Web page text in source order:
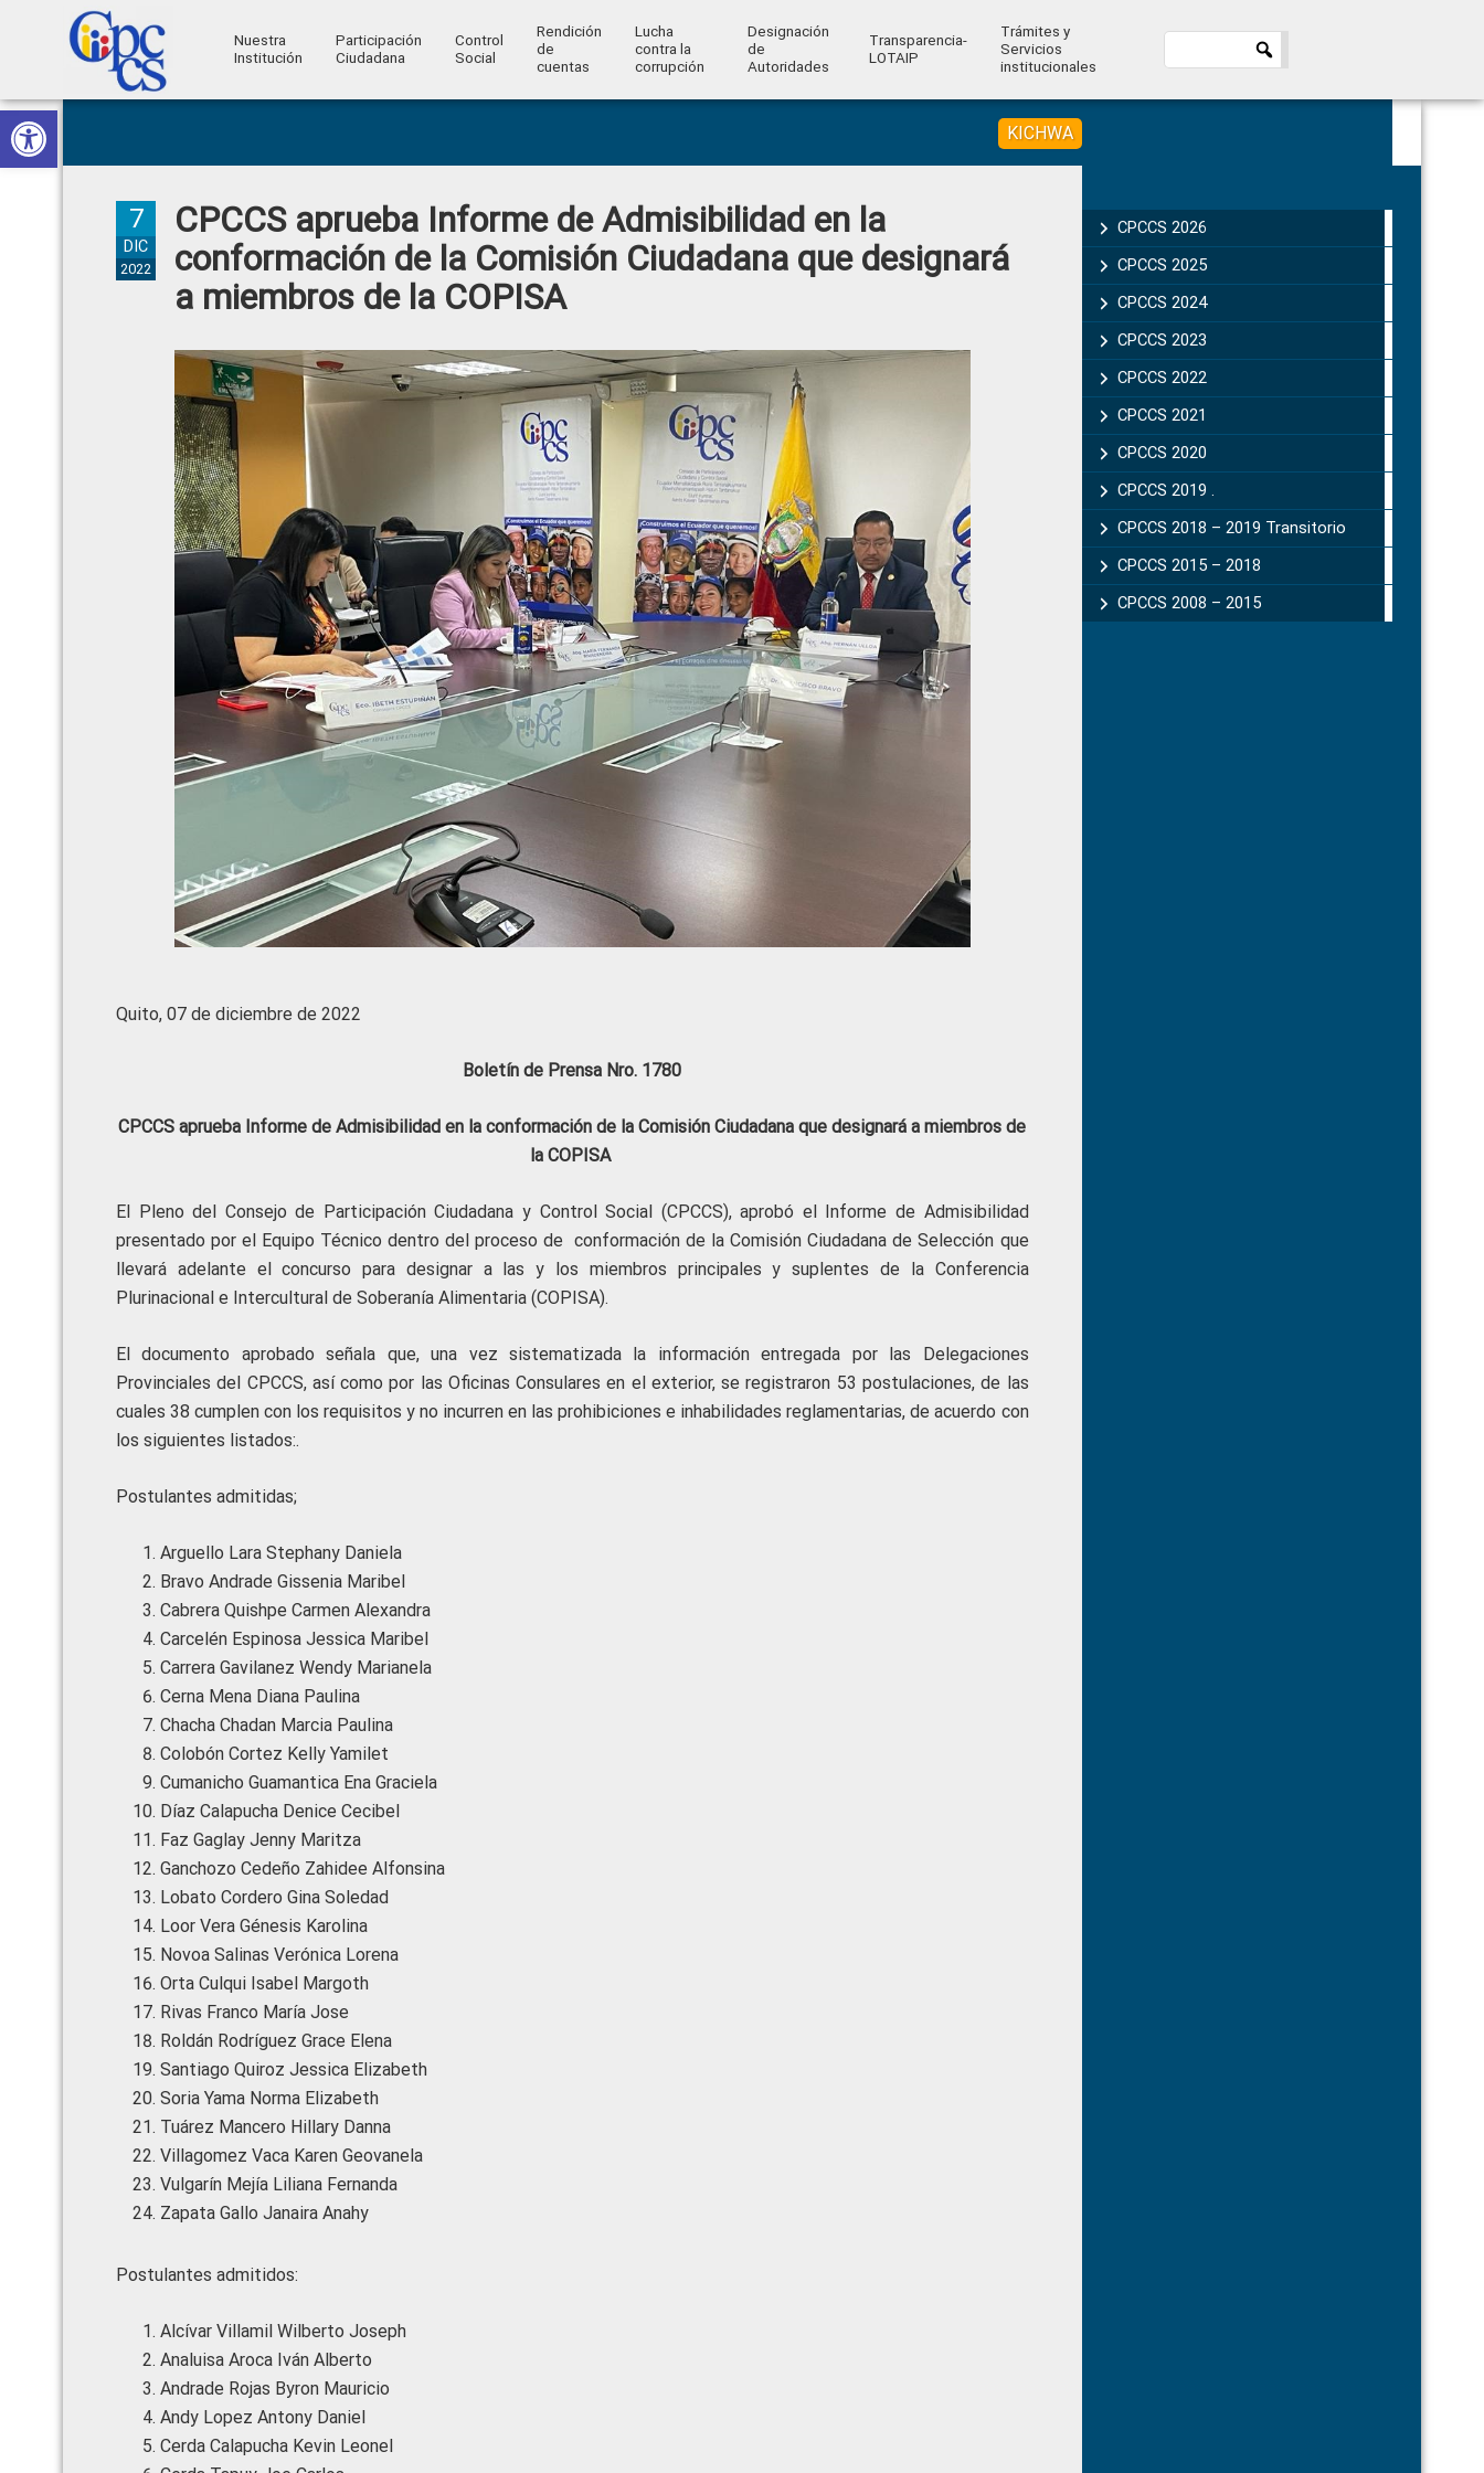
Abrir barra de herramientas
Skip
to
primary
Skip
to
main
Skip
to
primary
Skip
to
footer
Ciudadana
Control
Ciudadano
Nuestra
Institución
Participación
Ciudadana
Control
Social
Rendición
de
cuentas
Lucha
contra la
corrupción
Designación
de
Autoridades
Transparencia-
LOTAIP
Trámites y
Servicios
institucionales
KICHWA
CPCCS aprueba Informe de Admisibilidad en la
conformación de la Comisión Ciudadana que designará
a miembros de la COPISA
7
DIC
2022
Quito, 07 de diciembre de 2022
Boletín de Prensa Nro. 1780
CPCCS aprueba Informe de Admisibilidad en la conformación de la Comisión Ciudadana que designará a miembros de
la COPISA
El Pleno del Consejo de Participación Ciudadana y Control Social (CPCCS), aprobó el Informe de Admisibilidad
presentado por el Equipo Técnico dentro del proceso de conformación de la Comisión Ciudadana de Selección que
llevará adelante el concurso para designar a las y los miembros principales y suplentes de la Conferencia
Plurinacional e Intercultural de Soberanía Alimentaria (COPISA).
El documento aprobado señala que, una vez sistematizada la información entregada por las Delegaciones
Provinciales del CPCCS, así como por las Oficinas Consulares en el exterior, se registraron 53 postulaciones, de las
cuales 38 cumplen con los requisitos y no incurren en las prohibiciones e inhabilidades reglamentarias, de acuerdo con
los siguientes listados:.
Postulantes admitidas;
Arguello Lara Stephany Daniela
Bravo Andrade Gissenia Maribel
Cabrera Quishpe Carmen Alexandra
Carcelén Espinosa Jessica Maribel
Carrera Gavilanez Wendy Marianela
Cerna Mena Diana Paulina
Chacha Chadan Marcia Paulina
Colobón Cortez Kelly Yamilet
Cumanicho Guamantica Ena Graciela
Díaz Calapucha Denice Cecibel
Faz Gaglay Jenny Maritza
Ganchozo Cedeño Zahidee Alfonsina
Lobato Cordero Gina Soledad
Loor Vera Génesis Karolina
Novoa Salinas Verónica Lorena
Orta Culqui Isabel Margoth
Rivas Franco María Jose
Roldán Rodríguez Grace Elena
Santiago Quiroz Jessica Elizabeth
Soria Yama Norma Elizabeth
Tuárez Mancero Hillary Danna
Villagomez Vaca Karen Geovanela
Vulgarín Mejía Liliana Fernanda
Zapata Gallo Janaira Anahy
Postulantes admitidos:
Alcívar Villamil Wilberto Joseph
Analuisa Aroca Iván Alberto
Andrade Rojas Byron Mauricio
Andy Lopez Antony Daniel
Cerda Calapucha Kevin Leonel
Sidebar
CPCCS 2026
CPCCS 2025
CPCCS 2024
CPCCS 2023
CPCCS 2022
CPCCS 2021
CPCCS 2020
CPCCS 2019 .
CPCCS 2018 – 2019 Transitorio
CPCCS 2015 – 2018
CPCCS 2008 – 2015